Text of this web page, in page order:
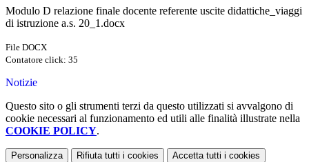
Modulo D relazione finale docente referente uscite didattiche_viaggi
di istruzione a.s. 20_1.docx
File DOCX
Contatore click: 35
Notizie
Questo sito o gli strumenti terzi da questo utilizzati si avvalgono di
cookie necessari al funzionamento ed utili alle finalità illustrate nella
COOKIE POLICY.
Personalizza Rifiuta tutti i cookies Accetta tutti i cookies